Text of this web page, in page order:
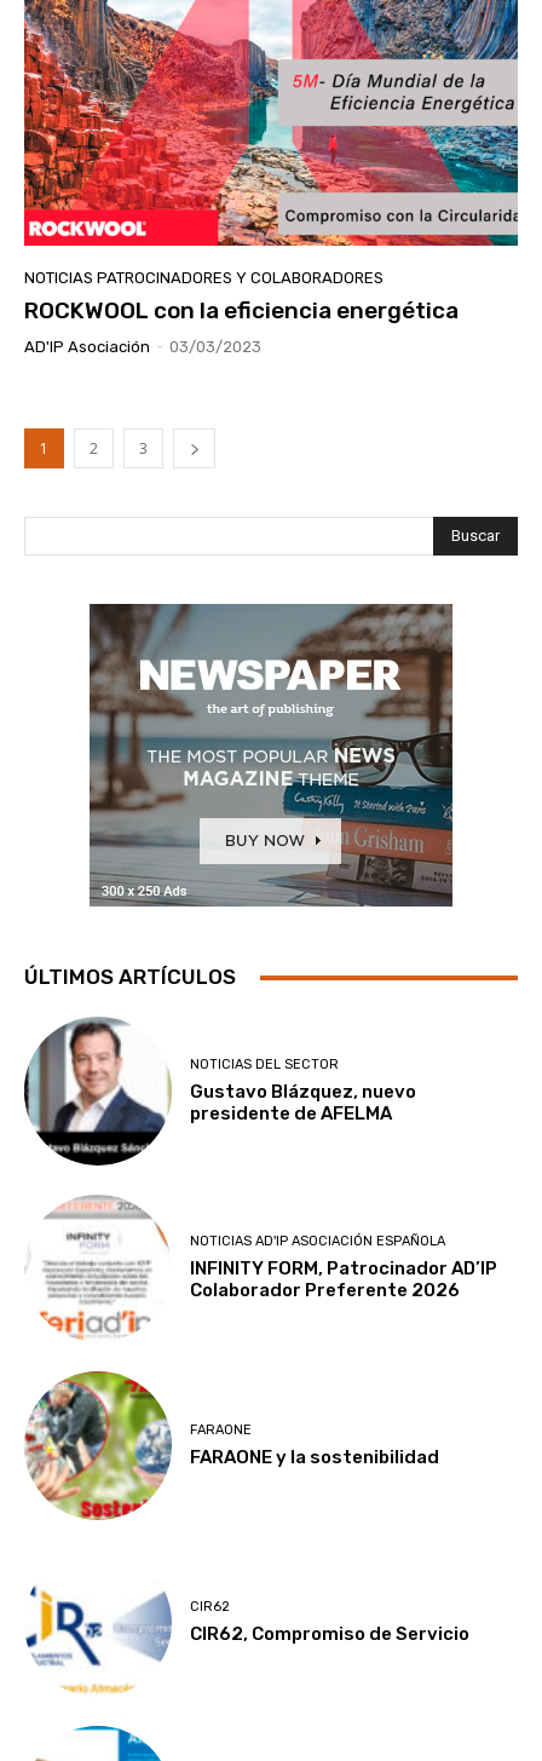
NOTICIAS PATROCINADORES Y COLABORADORES
ROCKWOOL con la eficiencia energética
AD'IP Asociación - 03/03/2023
1 2 3
Buscar
ÚLTIMOS ARTÍCULOS
NOTICIAS DEL SECTOR
Gustavo Blázquez, nuevo
presidente de AFELMA
NOTICIAS AD'IP ASOCIACIÓN ESPAÑOLA
INFINITY FORM, Patrocinador AD’IP
Colaborador Preferente 2026
FARAONE
FARAONE y la sostenibilidad
CIR62
CIR62, Compromiso de Servicio